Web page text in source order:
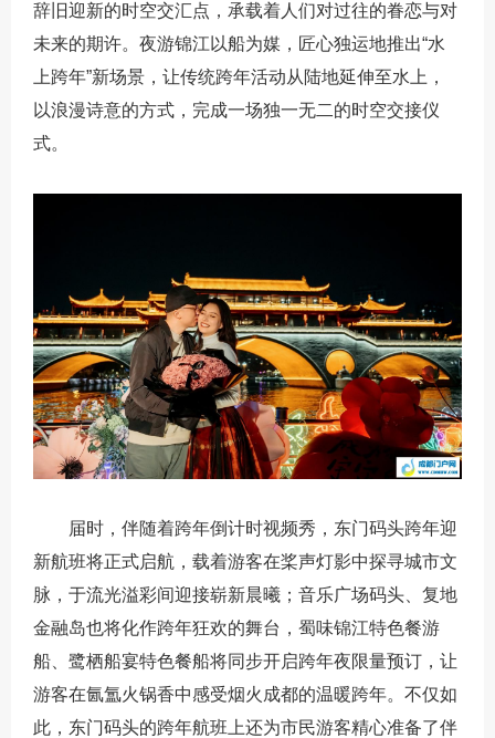
辞旧迎新的时空交汇点，承载着人们对过往的眷恋与对
未来的期许。夜游锦江以船为媒，匠心独运地推出“水
上跨年”新场景，让传统跨年活动从陆地延伸至水上，
以浪漫诗意的方式，完成一场独一无二的时空交接仪
式。
届时，伴随着跨年倒计时视频秀，东门码头跨年迎
新航班将正式启航，载着游客在桨声灯影中探寻城市文
脉，于流光溢彩间迎接崭新晨曦；音乐广场码头、复地
金融岛也将化作跨年狂欢的舞台，蜀味锦江特色餐游
船、鹭栖船宴特色餐船将同步开启跨年夜限量预订，让
游客在氤氲火锅香中感受烟火成都的温暖跨年。不仅如
此，东门码头的跨年航班上还为市民游客精心准备了伴